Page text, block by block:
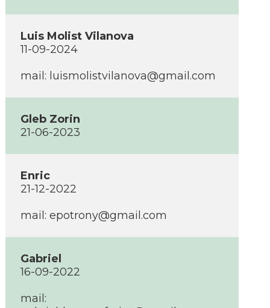
Luis Molist Vilanova
11-09-2024
mail: luismolistvilanova@gmail.com
Gleb Zorin
21-06-2023
Enric
21-12-2022
mail: epotrony@gmail.com
Gabriel
16-09-2022
mail: